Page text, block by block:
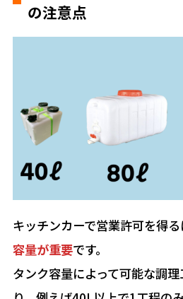
の注意点
キッチンカーで営業許可を得
容量が重要です。
タンク容量によって可能な調